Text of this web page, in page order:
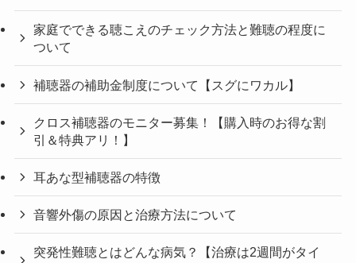
家庭でできる聴こえのチェック方法と難聴の程度に
ついて
補聴器の補助金制度について【スグにワカル】
クロス補聴器のモニター募集！【購入時のお得な割
引＆特典アリ！】
耳あな型補聴器の特徴
音響外傷の原因と治療方法について
突発性難聴とはどんな病気？【治療は2週間がタイ